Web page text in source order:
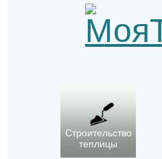
Строительство
теплицы